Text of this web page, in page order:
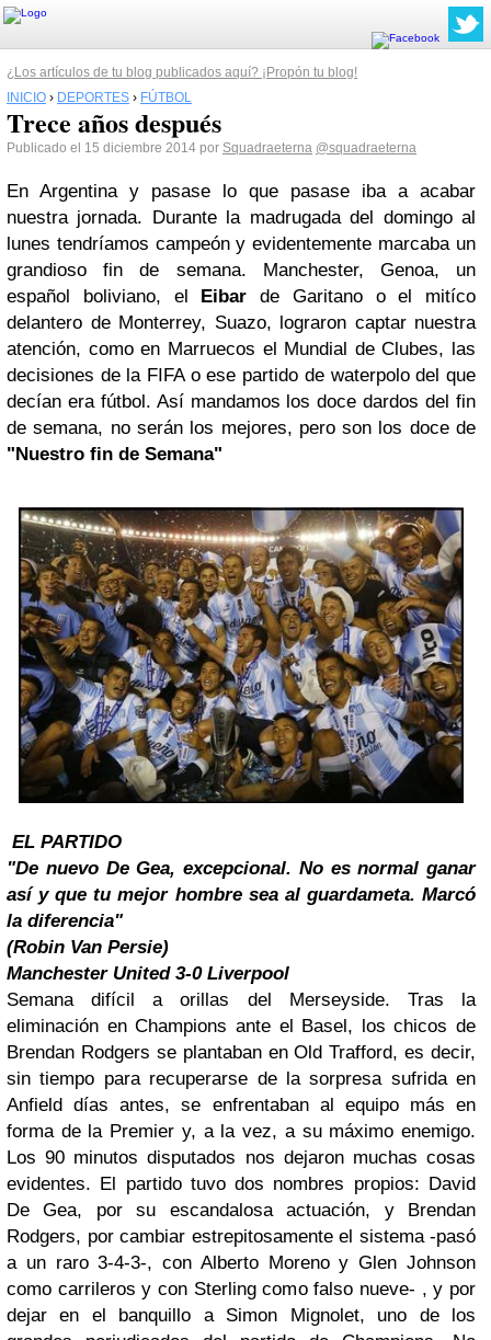
¿Los artículos de tu blog publicados aquí? ¡Propón tu blog!
INICIO › DEPORTES › FÚTBOL
Trece años después
Publicado el 15 diciembre 2014 por Squadraeterna @squadraeterna
En Argentina y pasase lo que pasase iba a acabar
nuestra jornada. Durante la madrugada del domingo al
lunes tendríamos campeón y evidentemente marcaba un
grandioso fin de semana. Manchester, Genoa, un
español boliviano, el Eibar de Garitano o el mitíco
delantero de Monterrey, Suazo, lograron captar nuestra
atención, como en Marruecos el Mundial de Clubes, las
decisiones de la FIFA o ese partido de waterpolo del que
decían era fútbol. Así mandamos los doce dardos del fin
de semana, no serán los mejores, pero son los doce de
"Nuestro fin de Semana"
EL PARTIDO
"De nuevo De Gea, excepcional. No es normal ganar
así y que tu mejor hombre sea al guardameta. Marcó
la diferencia"
(Robin Van Persie)
ManchesterUnited 3-0 Liverpool
Semana difícil a orillas del Merseyside. Tras la
eliminación en Champions ante el Basel, los chicos de
Brendan Rodgers se plantaban en Old Trafford, es decir,
sin tiempo para recuperarse de la sorpresa sufrida en
Anfield días antes, se enfrentaban al equipo más en
forma de la Premier y, a la vez, a su máximo enemigo.
Los 90 minutos disputados nos dejaron muchas cosas
evidentes. El partido tuvo dos nombres propios: David
De Gea, por su escandalosa actuación, y Brendan
Rodgers, por cambiar estrepitosamente el sistema -pasó
a un raro 3-4-3-, con Alberto Moreno y Glen Johnson
como carrileros y con Sterling como falso nueve- , y por
dejar en el banquillo a Simon Mignolet, uno de los